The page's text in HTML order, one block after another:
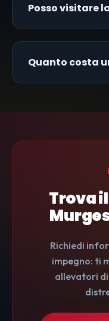
Posso visitare
Quanto costa
Trova
Richiedi
impegno: ti
allevatori di